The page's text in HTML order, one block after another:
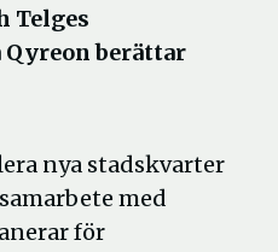
Telges
berättar
nya stadskvarter
med
för